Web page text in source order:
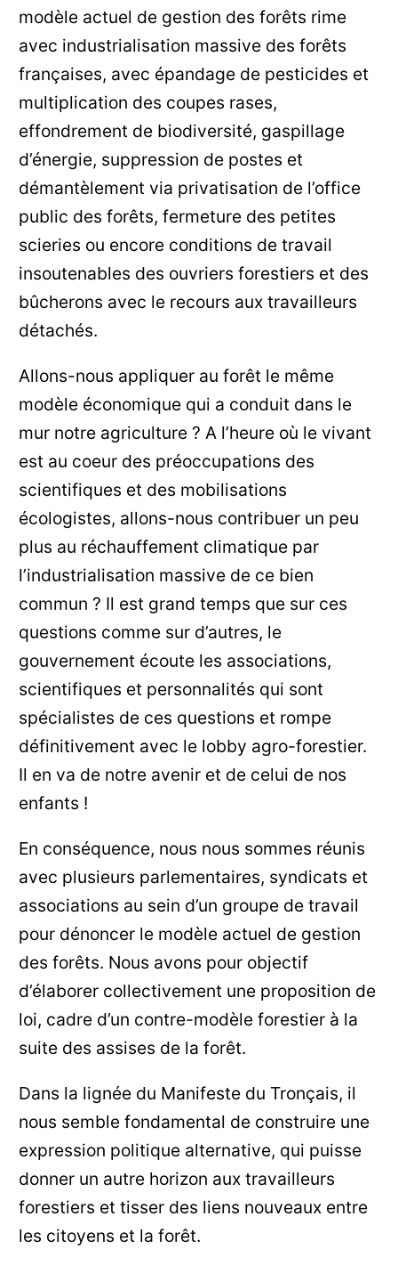
modèle actuel de gestion des forêts rime
avec industrialisation massive des forêts
françaises, avec épandage de pesticides et
multiplication des coupes rases,
effondrement de biodiversité, gaspillage
d’énergie, suppression de postes et
démantèlement via privatisation de l’office
public des forêts, fermeture des petites
scieries ou encore conditions de travail
insoutenables des ouvriers forestiers et des
bûcherons avec le recours aux travailleurs
détachés.
Allons-nous appliquer au forêt le même
modèle économique qui a conduit dans le
mur notre agriculture ? A l’heure où le vivant
est au coeur des préoccupations des
scientifiques et des mobilisations
écologistes, allons-nous contribuer un peu
plus au réchauffement climatique par
l’industrialisation massive de ce bien
commun ? Il est grand temps que sur ces
questions comme sur d’autres, le
gouvernement écoute les associations,
scientifiques et personnalités qui sont
spécialistes de ces questions et rompe
définitivement avec le lobby agro-forestier.
Il en va de notre avenir et de celui de nos
enfants !
En conséquence, nous nous sommes réunis
avec plusieurs parlementaires, syndicats et
associations au sein d’un groupe de travail
pour dénoncer le modèle actuel de gestion
des forêts. Nous avons pour objectif
d’élaborer collectivement une proposition de
loi, cadre d’un contre-modèle forestier à la
suite des assises de la forêt.
Dans la lignée du Manifeste du Tronçais, il
nous semble fondamental de construire une
expression politique alternative, qui puisse
donner un autre horizon aux travailleurs
forestiers et tisser des liens nouveaux entre
les citoyens et la forêt.